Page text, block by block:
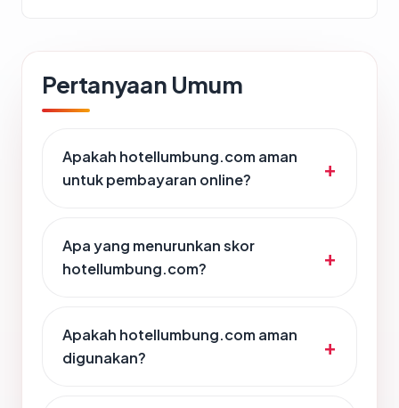
Pertanyaan Umum
Apakah hotellumbung.com aman
untuk pembayaran online?
Apa yang menurunkan skor
hotellumbung.com?
Apakah hotellumbung.com aman
digunakan?